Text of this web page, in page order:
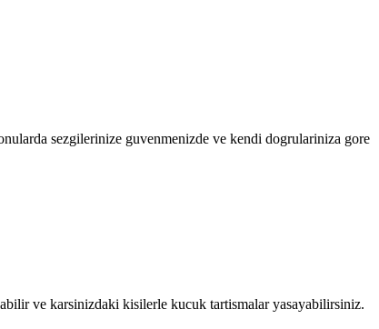
sezgilerinize guvenmenizde ve kendi dogrulariniza gore
ve karsinizdaki kisilerle kucuk tartismalar yasayabilirsiniz.